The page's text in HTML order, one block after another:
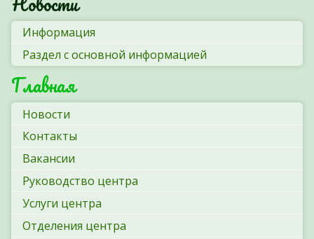
Информация
Раздел с основной информацией
Главная
Новости
Контакты
Вакансии
Руководство центра
Услуги центра
Отделения центра